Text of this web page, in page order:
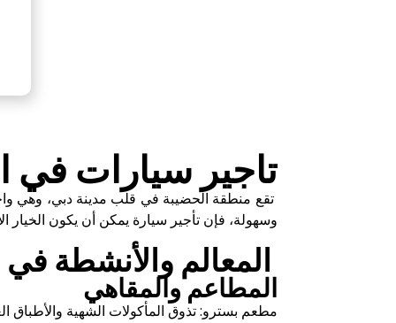
تاجير سيارات في
تقع منطقة الحضيبة في قلب مدينة دبي، وهي
وسهولة، فإن تأجير سيارة يمكن أن يكون الخيار
المعالم والأنشطة
المطاعم والمقاهي
مطعم بسترو: تذوق المأكولات الشهية والأطباق